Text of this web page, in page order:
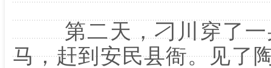
第二天，刁川穿了一
马，赶到安民县衙。见了